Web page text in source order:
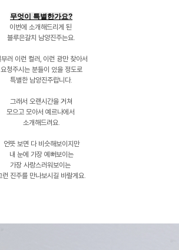
무엇이 특별한가요?
이번에 소개해드리게 된
블루은갈치 남양진주는요.
부러 이런 컬러, 이런 광만 찾아서
요청주시는 분들이 있을 정도로
특별한 남양진주랍니다.
그래서 오랜시간을 거쳐
모으고 모아서 예르나에서
소개해드려요.
언뜻 보면 다 비슷해보이지만
내 눈에 가장 예뻐보이는
가장 사랑스러워보이는
런 진주를 만나보시길 바랄게요.